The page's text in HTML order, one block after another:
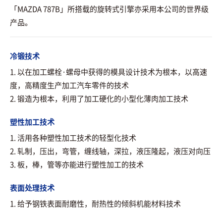
「MAZDA 787B」所搭载的旋转式引擎亦采用本公司的世界级
产品。
冷锻技术
1. 以在加工螺栓·螺母中获得的模具设计技术为根本，以高速
度，高精度生产加工汽车零件的技术
2. 锻造为根本，利用了加工硬化的小型化薄肉加工技术
塑性加工技术
1. 活用各种塑性加工技术的轻型化技术
2. 轧制，压出，弯管，缠线轴，深拉，液压隆起，液压对向压
3. 板，棒，管等亦能进行塑性加工的技术
表面处理技术
1. 给予钢铁表面耐磨性，耐热性的倾斜机能材料技术